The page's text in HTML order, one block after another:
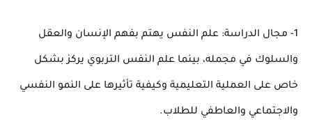
1- مجال الدراسة: علم النفس يهتم بفهم الإنسان والعقل
والسلوك في مجمله، بينما علم النفس التربوي يركز بشكل
خاص على العملية التعليمية وكيفية تأثيرها على النمو النفسي
والاجتماعي والعاطفي للطلاب.